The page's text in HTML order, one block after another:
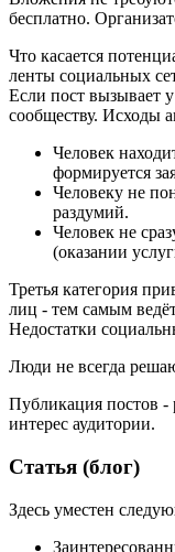
бесплатно.
Что касается
ленты социальных
Если пост вызывает
сообществу. Исходы
Человек
формируется
Человеку не
раздумий.
Человек не
(оказании
Третья категория
лиц - тем самым
Недостатки
Люди не всегда
Публикация постов -
интерес аудитории.
Статья (блог)
Здесь уместен